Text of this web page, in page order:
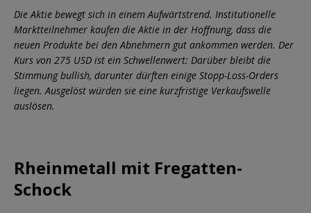
Die Aktie bewegt sich in einem Aufwärtstrend. Institutionelle
Marktteilnehmer kaufen die Aktie in der Hoffnung, dass die
neuen Produkte bei den Abnehmern gut ankommen werden. Der
Kurs von 275 USD ist ein Schwellenwert: Darüber bleibt die
Stimmung bullish, darunter dürften einige Stopp-Loss-Orders
liegen. Ausgelöst würden sie eine kurzfristige Verkaufswelle
auslösen.
Rheinmetall mit Fregatten-
Schock